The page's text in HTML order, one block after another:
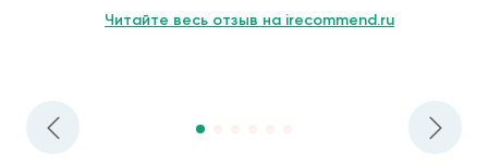
Читайте весь отзыв на irecommend.ru